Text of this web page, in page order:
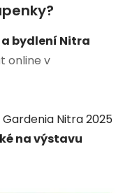
bydlení Nitra
online v
Nitra 2025
na výstavu